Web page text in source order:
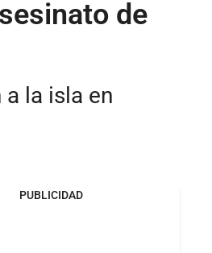
de
la isla en
PUBLICIDAD